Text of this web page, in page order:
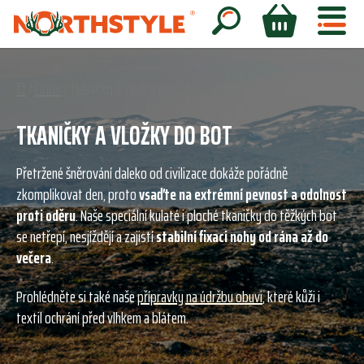
Přejít
obsah
Hledat
NÁKUPNÍ
TKANIČKY A VLOŽKY DO BOT
Přetržené šněrování daleko od civilizace dokáže pořádně
zkomplikovat den, protovsaďte na extrémní pevnost a odolnost
proti oděru. Naše speciální kulaté i ploché tkaničky do těžkých bot
se netřepí, nesjíždějí a zajistístabilní fixaci nohy od rána až do
večera.
Prohlédněte si také našepřípravky na údržbu obuvi, které kůži i
textil ochrání před vlhkem a blátem.